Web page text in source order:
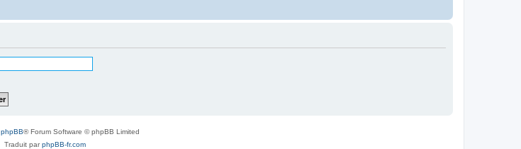
phpBB® Forum Software © phpBB Limited
Traduit parphpBB-fr.com